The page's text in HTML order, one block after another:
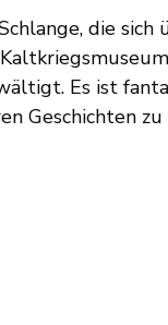
die
Es ist
Geschichten